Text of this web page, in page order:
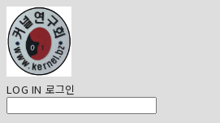
LOG IN 로그인